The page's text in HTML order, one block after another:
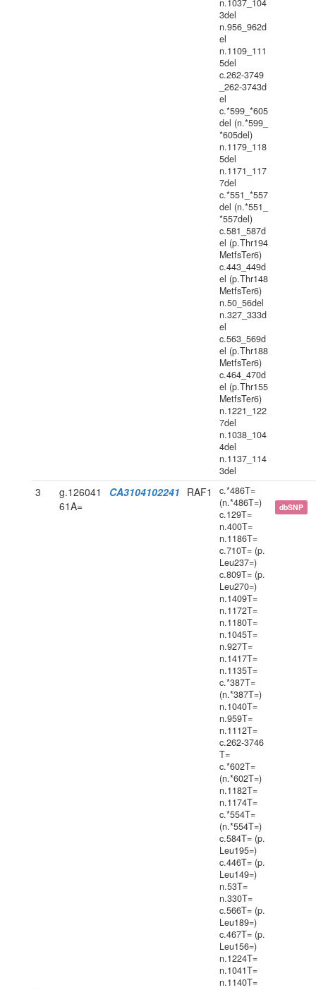
n.1037_104
3del
n.956_962d
el
n.1109_111
5del
c.262-3749
_262-3743d
el
c.*599_*605
del (n.*599_
*605del)
n.1179_118
5del
n.1171_117
7del
c.*551_*557
del (n.*551_
*557del)
c.581_587d
el (p.Thr194
MetfsTer6)
c.443_449d
el (p.Thr148
MetfsTer6)
n.50_56del
n.327_333d
el
c.563_569d
el (p.Thr188
MetfsTer6)
c.464_470d
el (p.Thr155
MetfsTer6)
n.1221_122
7del
n.1038_104
4del
n.1137_114
3del
3
g.126041
61A=
CA3104102241 RAF1
c.*486T=
(n.*486T=)
c.129T=
n.400T=
n.1186T=
c.710T= (p.
Leu237=)
c.809T= (p.
Leu270=)
n.1409T=
n.1172T=
n.1180T=
n.1045T=
n.927T=
n.1417T=
n.1135T=
c.*387T=
(n.*387T=)
n.1040T=
n.959T=
n.1112T=
c.262-3746
T=
c.*602T=
(n.*602T=)
n.1182T=
n.1174T=
c.*554T=
(n.*554T=)
c.584T= (p.
Leu195=)
c.446T= (p.
Leu149=)
n.53T=
n.330T=
c.566T= (p.
Leu189=)
c.467T= (p.
Leu156=)
n.1224T=
n.1041T=
n.1140T=
dbSNP